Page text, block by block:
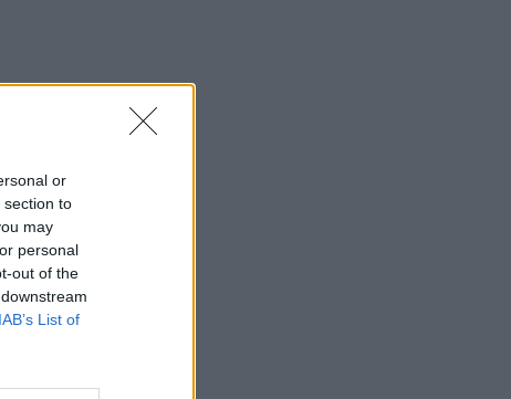
or
section to
may
personal
out of the
IAB’s List of